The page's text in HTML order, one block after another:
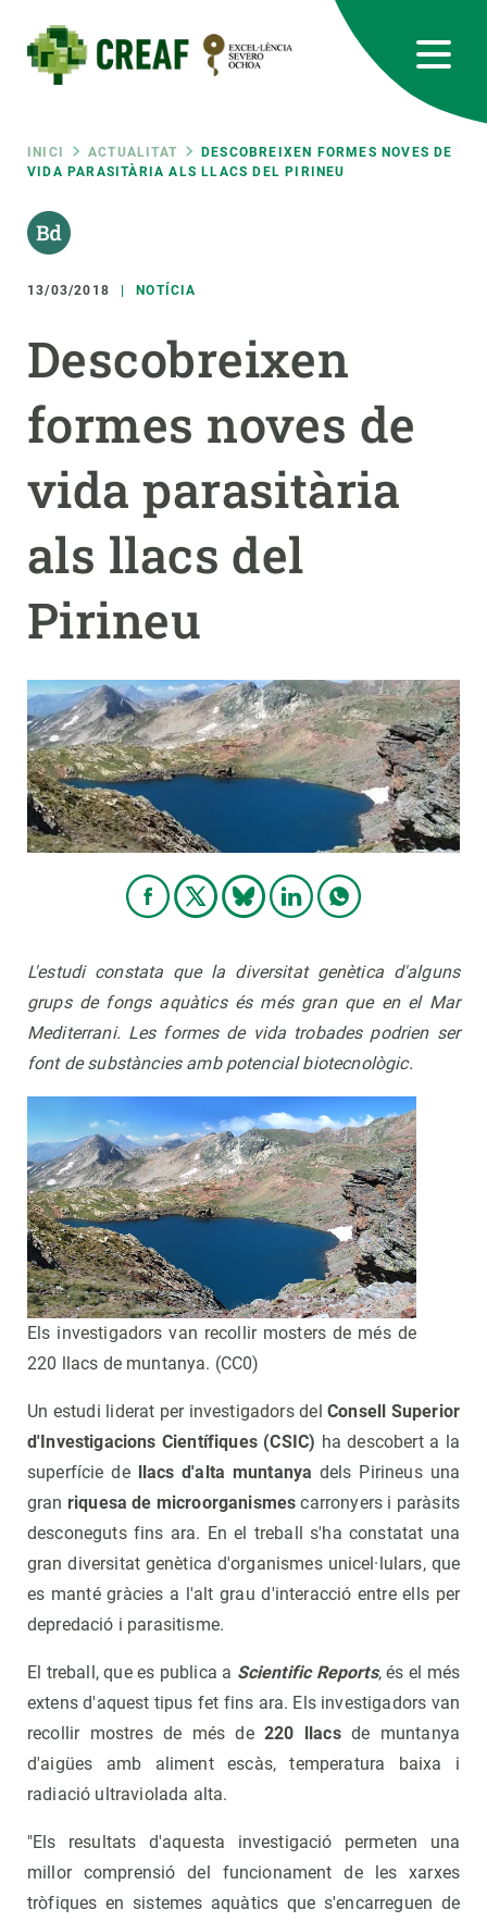
contingut
Fil
d'ariadna
INICI ACTUALITAT
DESCOBREIXEN FORMES NOVES DE
VIDA PARASITÀRIA ALS LLACS DEL PIRINEU
13/03/2018 NOTÍCIA
Descobreixen
formes noves de
vida parasitària
als llacs del
Pirineu
L'estudi constata que la diversitat genètica d'alguns
grups de fongs aquàtics és més gran que en el Mar
Mediterrani. Les formes de vida trobades podrien ser
font de substàncies amb potencial biotecnològic.
Els investigadors van recollir mosters de més de
220 llacs de muntanya. (CC0)
Un estudi liderat per investigadors delConsell Superior
d'Investigacions Científiques (CSIC) ha descobert a la
superfície de llacs d'alta muntanya dels Pirineus una
gran riquesa de microorganismes carronyers i paràsits
desconeguts fins ara. En el treball s'ha constatat una
gran diversitat genètica d'organismes unicel·lulars, que
es manté gràcies a l'alt grau d'interacció entre ells per
depredació i parasitisme.
El treball, que es publica a Scientific Reports, és el més
extens d'aquest tipus fet fins ara. Els investigadors van
recollir mostres de més de220 llacsde muntanya
d'aigües amb aliment escàs, temperatura baixa i
radiació ultraviolada alta.
"Els resultats d'aquesta investigació permeten una
millor comprensió del funcionament de les xarxes
tròfiques en sistemes aquàtics que s'encarreguen de
RRSS
Featured
responsive
INTRANET
Responsive
menu
RECERCA
CIÈNCIA EN ACCIÓ
UNEIX-TE A NOSALTRES
PARTICIPA